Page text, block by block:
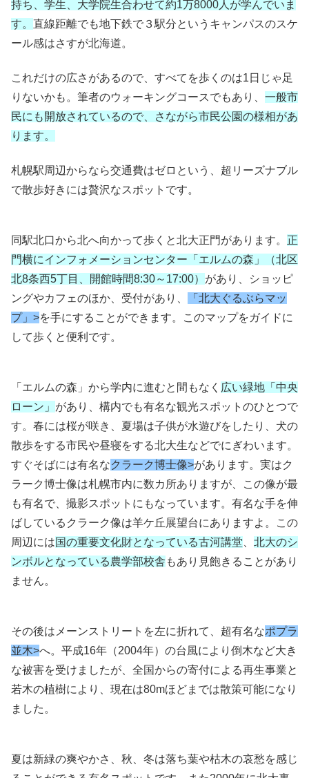
持ち、学生、大学院生合わせて約1万8000人が学んでいま
す。 直線距離でも地下鉄で３駅分というキャンパスのスケ
ール感はさすが北海道。
これだけの広さがあるので、すべてを歩くのは1日じゃ足
りないかも。筆者のウォーキングコースでもあり、 一般市
民にも開放されているので、さながら市民公園の様相があ
ります。
札幌駅周辺からなら交通費はゼロという、超リーズナブル
で散歩好きには贅沢なスポットです。
同駅北口から北へ向かって歩くと北大正門があります。 正
門横にインフォメーションセンター「エルムの森」（北区
北8条西5丁目、開館時間8:30～17:00） があり、ショッピ
ングやカフェのほか、受付があり、
「北大ぐるぶらマッ
プ」>を手にすることができます。このマップをガイドに
して歩くと便利です。
「エルムの森」から学内に進むと間もなく 広い緑地「中央
ローン」 があり、構内でも有名な観光スポットのひとつで
す。春には桜が咲き、夏場は子供が水遊びをしたり、犬の
散歩をする市民や昼寝をする北大生などでにぎわいます。
すぐそばには有名なクラーク博士像>があります。実はク
ラーク博士像は札幌市内に数カ所ありますが、この像が最
も有名で、撮影スポットにもなっています。有名な手を伸
ばしているクラーク像は羊ケ丘展望台にありますよ。この
周辺には国の重要文化財となっている古河講堂
北大のシ
ンボルとなっている農学部校舎 もあり見飽きることがあり
ません。
その後はメーンストリートを左に折れて、超有名なポプラ
並木>へ。平成16年（2004年）の台風により倒木など大き
な被害を受けましたが、全国からの寄付による再生事業と
若木の植樹により、現在は80mほどまでは散策可能になり
ました。
夏は新緑の爽やかさ、秋、冬は落ち葉や枯木の哀愁を感じ